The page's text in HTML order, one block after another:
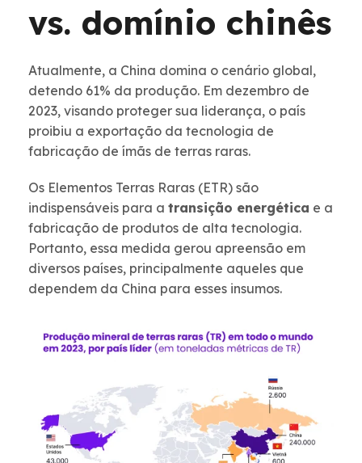
vs. domínio chinês
Atualmente, a China domina o cenário global,
detendo 61% da produção. Em dezembro de
2023, visando proteger sua liderança, o país
proibiu a exportação da tecnologia de
fabricação de ímãs de terras raras.
Os Elementos Terras Raras (ETR) são
indispensáveis para a transição energética e a
fabricação de produtos de alta tecnologia.
Portanto, essa medida gerou apreensão em
diversos países, principalmente aqueles que
dependem da China para esses insumos.